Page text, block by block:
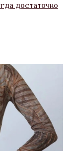
достаточно